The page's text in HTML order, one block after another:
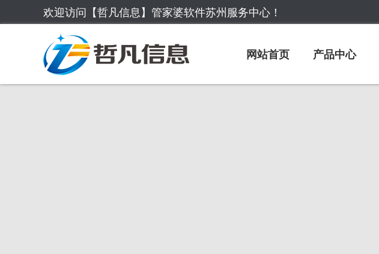
欢迎访问【哲凡信息】管家婆软件苏州服务中心！
网站首页 产品中心